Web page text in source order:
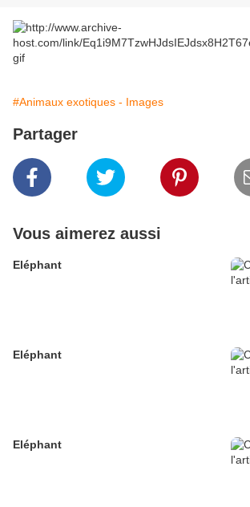
#Animaux exotiques - Images
Partager
Vous aimerez aussi
Eléphant
Eléphant
Eléphant